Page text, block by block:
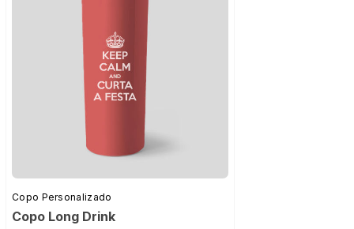
Copo Personalizado
Copo Long Drink